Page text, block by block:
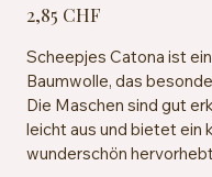
2,85 CHF
Scheepjes Catona ist
Baumwolle, das
Die Maschen sind gut
leicht aus und bietet ein
wunderschön